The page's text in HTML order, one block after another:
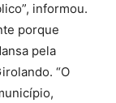
informou.
porque
pela
“O